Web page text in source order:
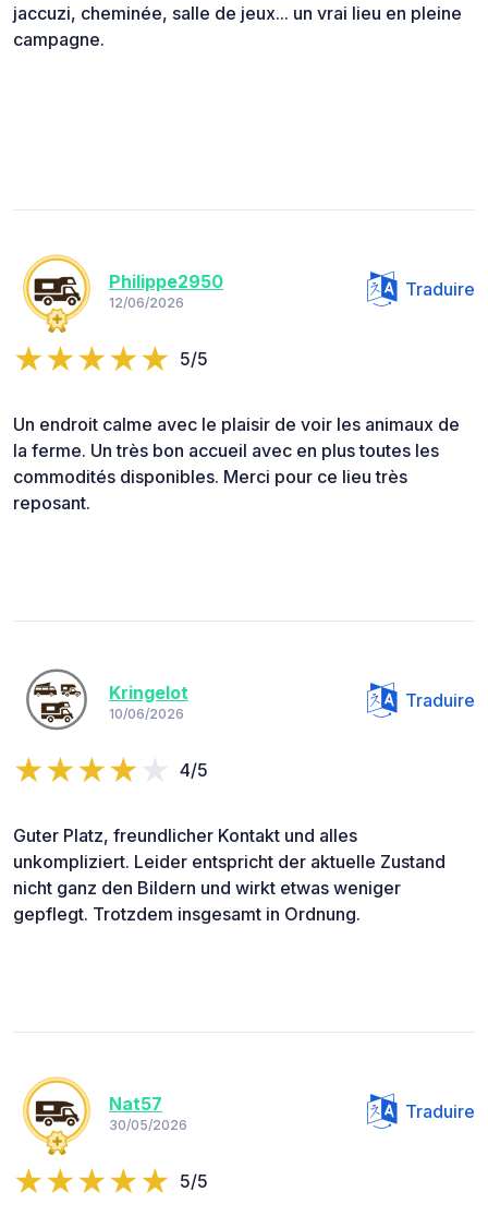
jaccuzi, cheminée, salle de jeux... un vrai lieu en pleine
campagne.
Philippe2950
12/06/2026
Traduire
5/5
Un endroit calme avec le plaisir de voir les animaux de
la ferme. Un très bon accueil avec en plus toutes les
commodités disponibles. Merci pour ce lieu très
reposant.
Kringelot
10/06/2026
Traduire
4/5
Guter Platz, freundlicher Kontakt und alles
unkompliziert. Leider entspricht der aktuelle Zustand
nicht ganz den Bildern und wirkt etwas weniger
gepflegt. Trotzdem insgesamt in Ordnung.
Nat57
30/05/2026
Traduire
5/5